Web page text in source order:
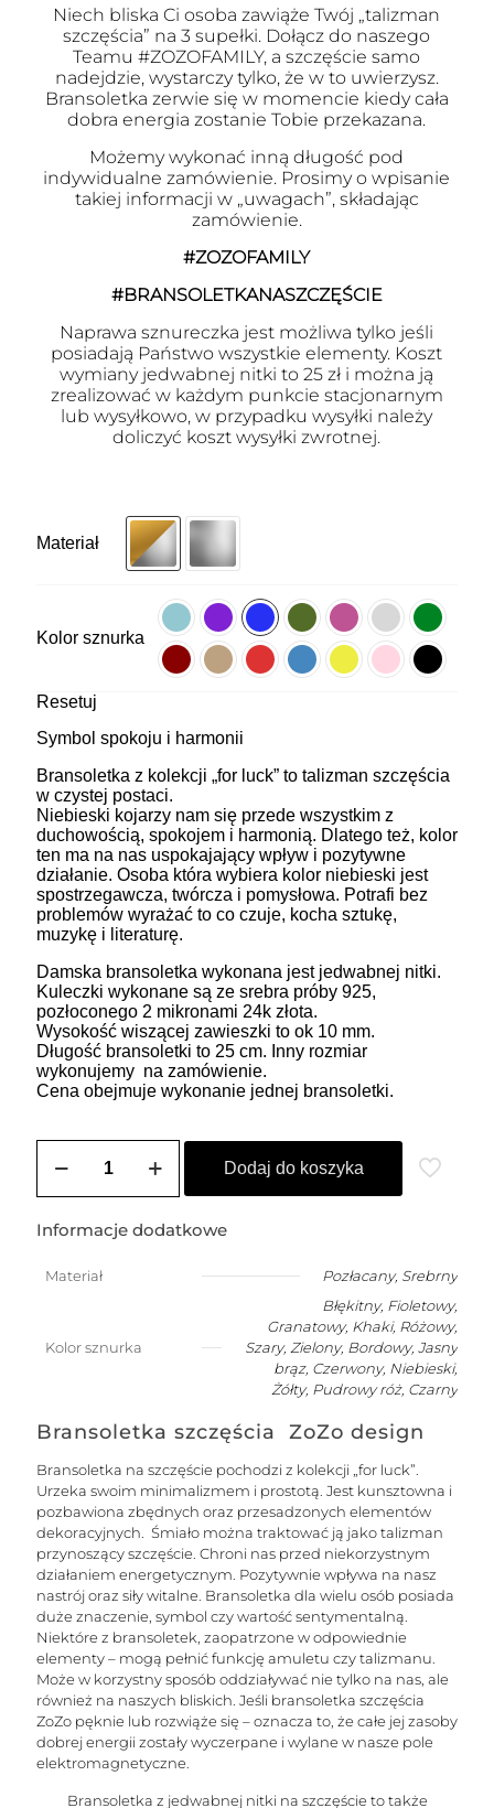
Niech bliska Ci osoba zawiąże Twój „talizman
szczęścia” na 3 supełki. Dołącz do naszego
Teamu #ZOZOFAMILY, a szczęście samo
nadejdzie, wystarczy tylko, że w to uwierzysz.
Bransoletka zerwie się w momencie kiedy cała
dobra energia zostanie Tobie przekazana.
Możemy wykonać inną długość pod
indywidualne zamówienie. Prosimy o wpisanie
takiej informacji w „uwagach”, składając
zamówienie.
#ZOZOFAMILY
#BRANSOLETKANASZCZĘŚCIE
Naprawa sznureczka jest możliwa tylko jeśli
posiadają Państwo wszystkie elementy. Koszt
wymiany jedwabnej nitki to 25 zł i można ją
zrealizować w każdym punkcie stacjonarnym
lub wysyłkowo, w przypadku wysyłki należy
doliczyć koszt wysyłki zwrotnej.
Materiał
Kolor sznurka
Resetuj
Symbol spokoju i harmonii
Bransoletka z kolekcji „for luck” to talizman szczęścia
w czystej postaci.
Niebieski kojarzy nam się przede wszystkim z
duchowością, spokojem i harmonią. Dlatego też, kolor
ten ma na nas uspokajający wpływ i pozytywne
działanie. Osoba która wybiera kolor niebieski jest
spostrzegawcza, twórcza i pomysłowa. Potrafi bez
problemów wyrażać to co czuje, kocha sztukę,
muzykę i literaturę.
Damska bransoletka wykonana jest jedwabnej nitki.
Kuleczki wykonane są ze srebra próby 925,
pozłoconego 2 mikronami 24k złota.
Wysokość wiszącej zawieszki to ok 10 mm.
Długość bransoletki to 25 cm. Inny rozmiar
wykonujemy na zamówienie.
Cena obejmuje wykonanie jednej bransoletki.
ZOZO
bransoletka
na
szczęście
Dodaj do koszyka
Informacje dodatkowe
Materiał Pozłacany, Srebrny
Kolor sznurka
Błękitny, Fioletowy,
Granatowy, Khaki, Różowy,
Szary, Zielony, Bordowy, Jasny
brąz, Czerwony, Niebieski,
Żółty, Pudrowy róż, Czarny
Bransoletka szczęścia ZoZo design
Bransoletka na szczęście pochodzi z kolekcji „for luck”.
Urzeka swoim minimalizmem i prostotą. Jest kunsztowna i
pozbawiona zbędnych oraz przesadzonych elementów
dekoracyjnych. Śmiało można traktować ją jako talizman
przynoszący szczęście. Chroni nas przed niekorzystnym
działaniem energetycznym. Pozytywnie wpływa na nasz
nastrój oraz siły witalne. Bransoletka dla wielu osób posiada
duże znaczenie, symbol czy wartość sentymentalną.
Niektóre z bransoletek, zaopatrzone w odpowiednie
elementy – mogą pełnić funkcję amuletu czy talizmanu.
Może w korzystny sposób oddziaływać nie tylko na nas, ale
również na naszych bliskich. Jeśli bransoletka szczęścia
ZoZo pęknie lub rozwiąże się – oznacza to, że całe jej zasoby
dobrej energii zostały wyczerpane i wylane w nasze pole
elektromagnetyczne.
Bransoletka z jedwabnej nitki na szczęście to także